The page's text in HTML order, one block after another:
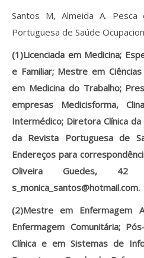
Santos M, Almeida A. Pesca
Portuguesa de Saúde
(1)Licenciada em Medicina;
e Familiar; Mestre em
em Medicina do Trabalho;
empresas Medicisforma,
Intermédico; Diretora Clínica
da Revista Portuguesa de
Endereços para
Oliveira Guedes, 42
s_monica_santos@hotmail.com.
(2)Mestre em Enfermagem
Enfermagem Comunitária;
Clínica e em Sistemas de